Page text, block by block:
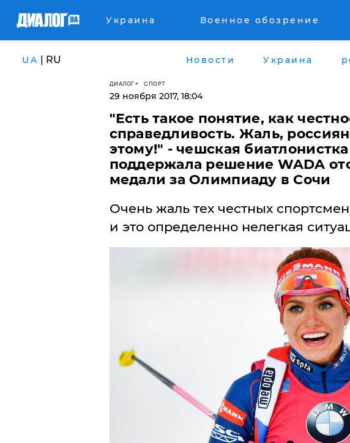
Украина Военное обозрение
UA | RU Новости Украина
ДИАЛОГ СПОРТ
29 ноября 2017, 18:04
"Есть такое понятие, как
справедливость. Жаль,
этому!" - чешская
поддержала решение WADA
медали за Олимпиаду в Сочи
Очень жаль тех честных
и это определенно нелегкая